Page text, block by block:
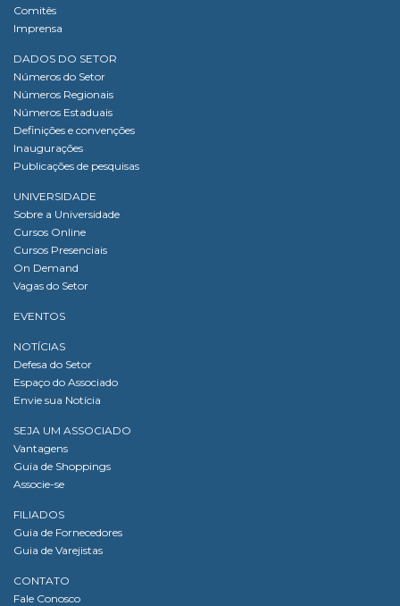
Comitês
Imprensa
DADOS DO SETOR
Números do Setor
Números Regionais
Números Estaduais
Definições e convenções
Inaugurações
Publicações de pesquisas
UNIVERSIDADE
Sobre a Universidade
Cursos Online
Cursos Presenciais
On Demand
Vagas do Setor
EVENTOS
NOTÍCIAS
Defesa do Setor
Espaço do Associado
Envie sua Notícia
SEJA UM ASSOCIADO
Vantagens
Guia de Shoppings
Associe-se
FILIADOS
Guia de Fornecedores
Guia de Varejistas
CONTATO
Fale Conosco